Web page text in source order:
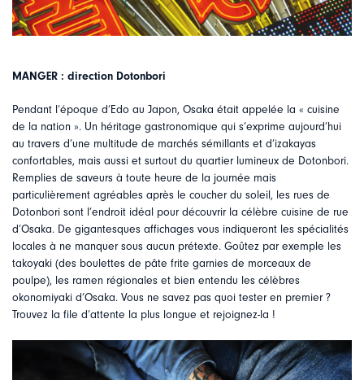
MANGER : direction Dotonbori
Pendant l’époque d’Edo au Japon, Osaka était appelée la « cuisine
de la nation ». Un héritage gastronomique qui s’exprime aujourd’hui
au travers d’une multitude de marchés sémillants et d’izakayas
confortables, mais aussi et surtout du quartier lumineux de Dotonbori.
Remplies de saveurs à toute heure de la journée mais
particulièrement agréables après le coucher du soleil, les rues de
Dotonbori sont l’endroit idéal pour découvrir la célèbre cuisine de rue
d’Osaka. De gigantesques affichages vous indiqueront les spécialités
locales à ne manquer sous aucun prétexte. Goûtez par exemple les
takoyaki (des boulettes de pâte frite garnies de morceaux de
poulpe), les ramen régionales et bien entendu les célèbres
okonomiyaki d’Osaka. Vous ne savez pas quoi tester en premier ?
Trouvez la file d’attente la plus longue et rejoignez-la !